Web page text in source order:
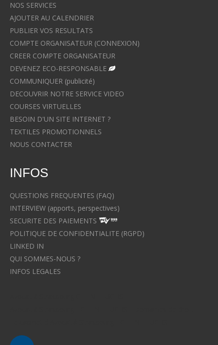
NOS SERVICES
AJOUTER AU CALENDRIER
PUBLIER VOS RESULTATS
COMPTE ORGANISATEUR (CONNEXION)
CREER COMPTE ORGANISATEUR
DEVENEZ ECO-RESPONSABLE
COMMUNIQUER (publicité)
DECOUVRIR NOTRE SERVICE VIDEO
COURSES VIRTUELLES
BESOIN D'UN SITE INTERNET ?
TEXTILES PROMOTIONNELS
NOUS CONTACTER
INFOS
QUESTIONS FREQUENTES (FAQ)
INTERVIEW (apports, perspectives)
SECURITE DES PAIEMENTS
POLITIQUE DE CONFIDENTIALITE (RGPD)
LINKED IN
QUI SOMMES-NOUS ?
INFOS LEGALES